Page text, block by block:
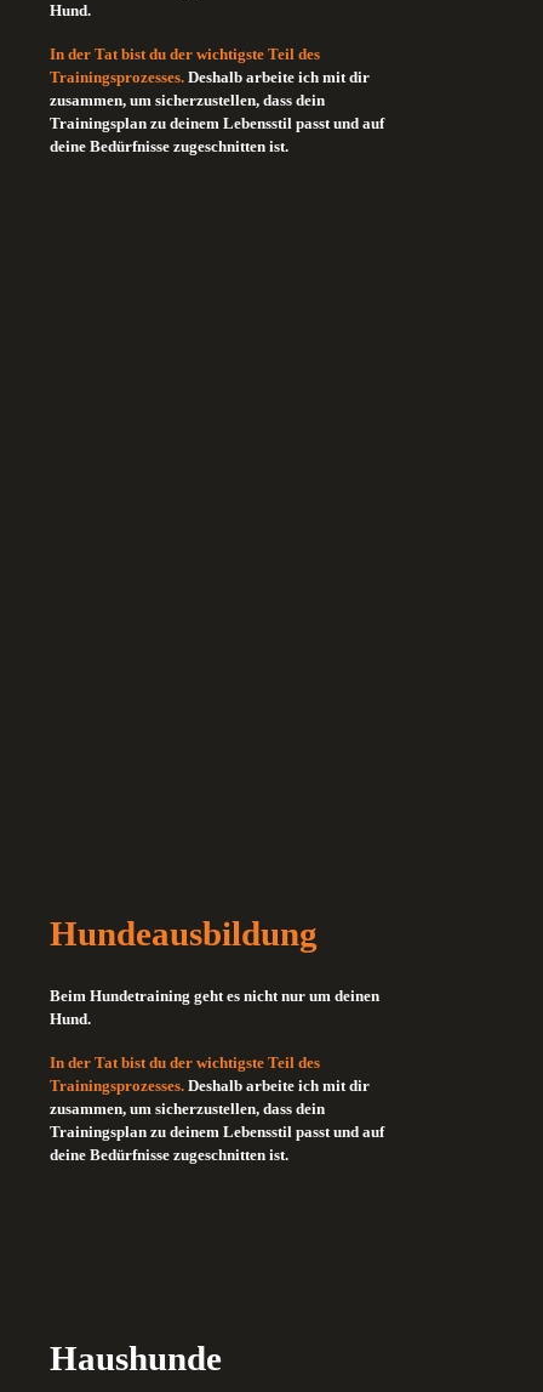
Hund.
In der Tat bist du der wichtigste Teil des
Trainingsprozesses. Deshalb arbeite ich mit dir
zusammen, um sicherzustellen, dass dein
Trainingsplan zu deinem Lebensstil passt und auf
deine Bedürfnisse zugeschnitten ist.
Hundeausbildung
Beim Hundetraining geht es nicht nur um deinen
Hund.
In der Tat bist du der wichtigste Teil des
Trainingsprozesses. Deshalb arbeite ich mit dir
zusammen, um sicherzustellen, dass dein
Trainingsplan zu deinem Lebensstil passt und auf
deine Bedürfnisse zugeschnitten ist.
Haushunde